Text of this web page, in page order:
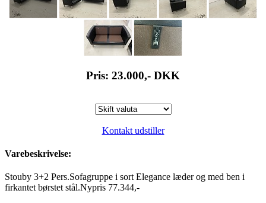
Pris: 23.000,- DKK
Kontakt udstiller
Varebeskrivelse:
Stouby 3+2 Pers.Sofagruppe i sort Elegance læder og med ben i
firkantet børstet stål.Nypris 77.344,-